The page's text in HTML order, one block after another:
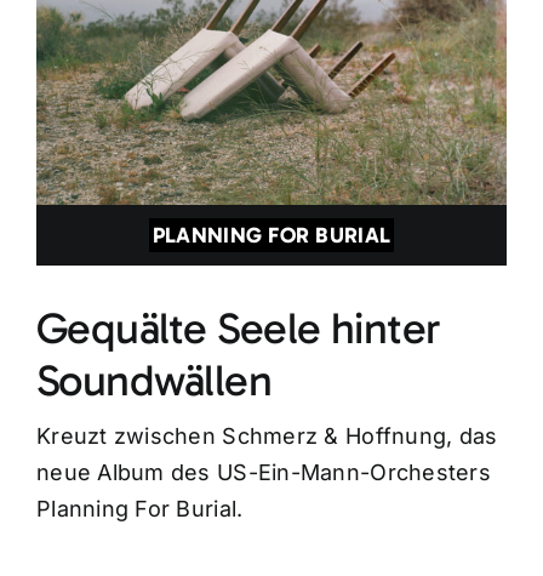
PLANNING FOR BURIAL
Gequälte Seele hinter
Soundwällen
Kreuzt zwischen Schmerz & Hoffnung, das
neue Album des US-Ein-Mann-Orchesters
Planning For Burial.